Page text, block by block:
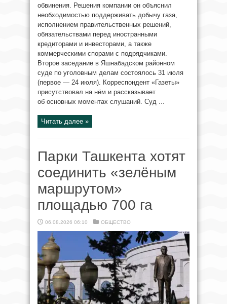
обвинения. Решения компании он объяснил
необходимостью поддерживать добычу газа,
исполнением правительственных решений,
обязательствами перед иностранными
кредиторами и инвесторами, а также
коммерческими спорами с подрядчиками.
Второе заседание в Яшнабадском районном
суде по уголовным делам состоялось 31 июля
(первое — 24 июля). Корреспондент «Газеты»
присутствовал на нём и рассказывает
об основных моментах слушаний. Суд ...
Читать далее »
Парки Ташкента хотят
соединить «зелёным
маршрутом»
площадью 700 га
06.08.2026 06:10 ОБЩЕСТВО